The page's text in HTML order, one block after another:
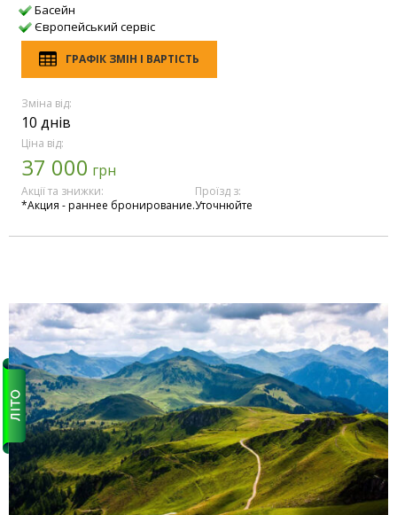
Басейн
Європейський сервіс
ГРАФІК ЗМІН І ВАРТІСТЬ
Зміна від:
10 днів
Ціна від:
37 000 грн
Акції та знижки:
*Акция - раннее бронирование.
Проїзд з:
Уточнюйте